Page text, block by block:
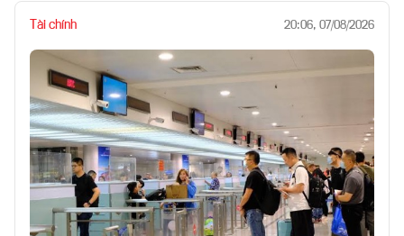
Tài chính 20:06, 07/08/2026